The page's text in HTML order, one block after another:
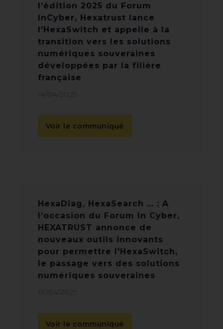
l’édition 2025 du Forum
InCyber, Hexatrust lance
l’HexaSwitch et appelle à la
transition vers les solutions
numériques souveraines
développées par la filière
française
14/04/2025
Voir le communiqué
HexaDiag, HexaSearch … : A
l’occasion du Forum In Cyber,
HEXATRUST annonce de
nouveaux outils innovants
pour permettre l'HexaSwitch,
le passage vers des solutions
numériques souveraines
01/04/2025
Voir le communiqué